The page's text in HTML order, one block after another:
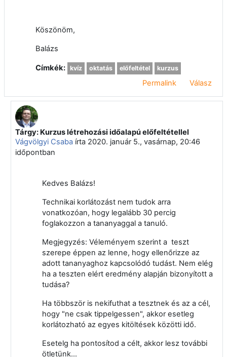
Köszönöm,
Balázs
Címkék: kvíz oktatás előfeltétel kurzus
Permalink Válasz
Válasz erre: Balázs Szedlacsek
Tárgy: Kurzus létrehozási időalapú előfeltétellel
Vágvölgyi Csabaírta 2020. január 5., vasárnap, 20:46
időpontban
Kedves Balázs!
Technikai korlátozást nem tudok arra
vonatkozóan, hogy legalább 30 percig
foglakozzon a tananyaggal a tanuló.
Megjegyzés: Véleményem szerint a teszt
szerepe éppen az lenne, hogy ellenőrizze az
adott tananyaghoz kapcsolódó tudást. Nem elég
ha a teszten elért eredmény alapján bizonyított a
tudása?
Ha többször is nekifuthat a tesztnek és az a cél,
hogy "ne csak tippelgessen", akkor esetleg
korlátozható az egyes kitöltések közötti idő.
Esetelg ha pontosítod a célt, akkor lesz további
ötletünk...